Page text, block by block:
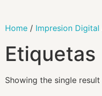
Home / Impresion Digital
Etiquetas
Showing the single result